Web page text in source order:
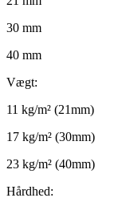
30 mm
40 mm
Vægt:
11 kg/m² (21mm)
17 kg/m² (30mm)
23 kg/m² (40mm)
Hårdhed: